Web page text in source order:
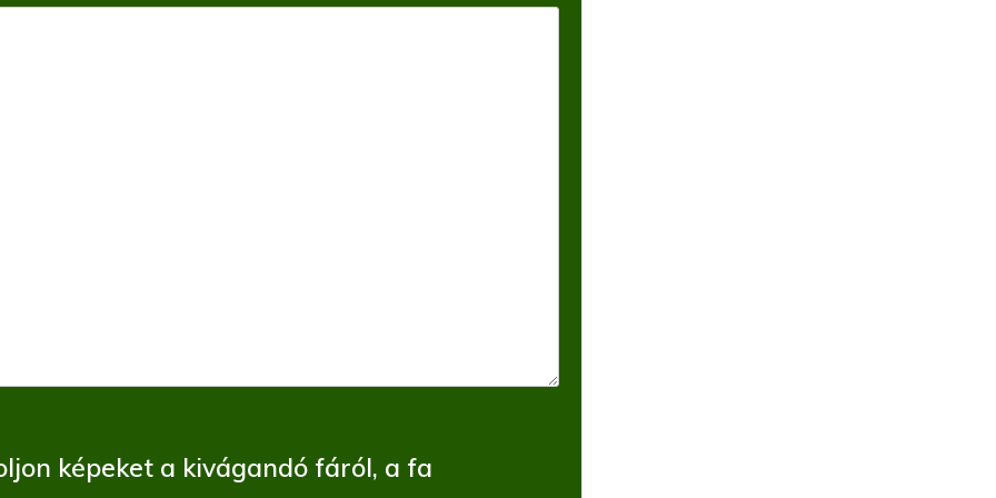
képeket a kivágandó fáról, a fa